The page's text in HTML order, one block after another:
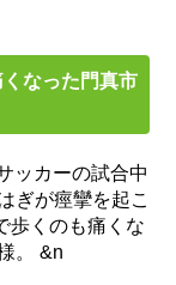
なった門真市
カーの試合中
ぎが痙攣を起こ
歩くのも痛くな
。 &n